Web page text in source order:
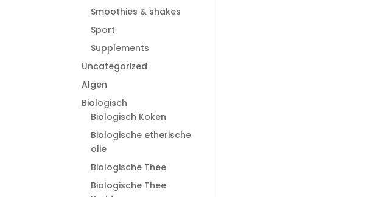
Smoothies & shakes
Sport
Supplements
Uncategorized
Algen
Biologisch
Biologisch Koken
Biologische etherische
olie
Biologische Thee
Biologische Thee